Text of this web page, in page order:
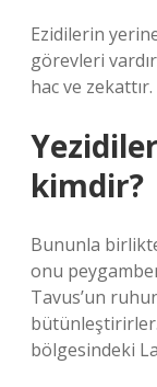
Ezidilerin
görevleri
hac ve zekattır.
kimdir?
Bununla
onu
Tavus’un
bütünleştirirler.
bölgesindeki